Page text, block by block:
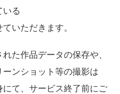
いる
いただきます。
た作品データの保存や、
ンショット等の撮影は
て、サービス終了前にご